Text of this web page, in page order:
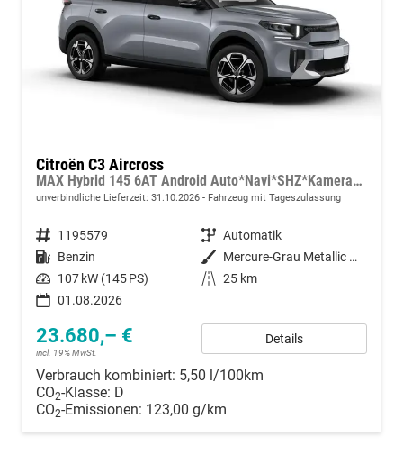
Citroën C3 Aircross
MAX Hybrid 145 6AT Android Auto*Navi*SHZ*Kamera*Totwinkel*Keyless*17"*Klimaauto
unverbindliche Lieferzeit: 31.10.2026 Fahrzeug mit Tageszulassung
Fahrzeugnummer 1195579 Getriebe Automatik
Kraftstoff Benzin Außenfarbe
Mercure-Grau Metallic mit schwarzem Dach
Leistung 107 kW (145 PS) Kilometerstand 25 km
01.08.2026
23.680,– €
incl. 19% MwSt.
Details
Verbrauch kombiniert: 5,50 l/100km
CO2-Klasse: D
CO2-Emissionen: 123,00 g/km